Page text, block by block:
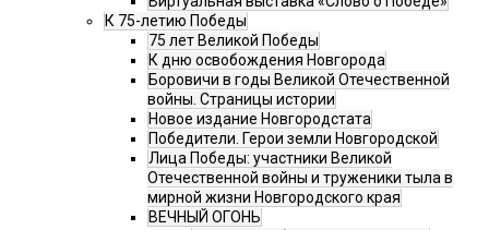
К 75-летию Победы
75 лет Великой Победы
К дню освобождения Новгорода
Боровичи в годы Великой Отечественной
войны. Страницы истории
Новое издание Новгородстата
Победители. Герои земли Новгородской
Лица Победы: участники Великой
Отечественной войны и труженики тыла в
мирной жизни Новгородского края
ВЕЧНЫЙ ОГОНЬ